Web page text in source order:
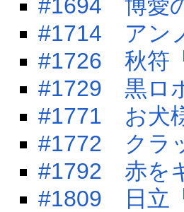
#1694 博愛
#1714 アン
#1726 秋符
#1729 黒ロ
#1771 お犬
#1772 クラ
#1792 赤を
#1809 日立